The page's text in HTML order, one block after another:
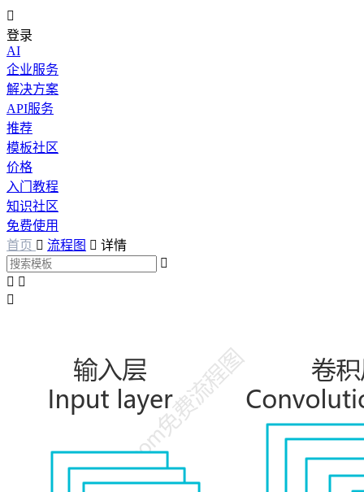

登录
AI
企业服务
解决方案
API服务
推荐
模板社区
价格
入门教程
知识社区
免费使用
首页  流程图  详情

 
